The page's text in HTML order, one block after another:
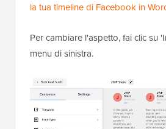
la tua timeline di Facebook in
Per cambiare l'aspetto, fai clic su
menu di sinistra.